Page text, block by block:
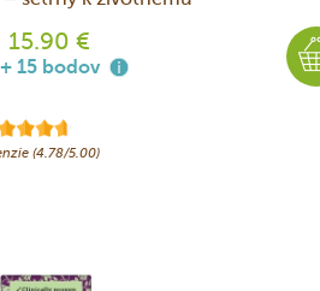
15.90 €
+ 15 bodov
(4.78/5.00)